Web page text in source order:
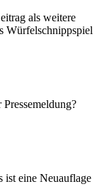
als weitere
Würfelschnippspiel
ist eine Neuauflage